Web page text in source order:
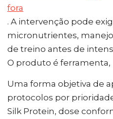
fora
. A intervenção pode
micronutrientes,
de treino antes de
O produto é ferramenta,
Uma forma objetiva de
protocolos por
Silk Protein, dose